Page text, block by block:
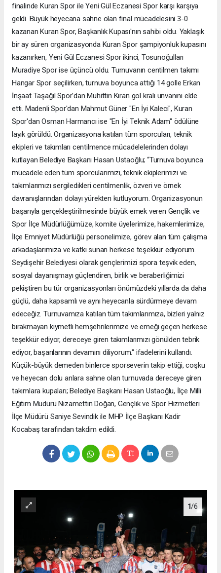
finalinde Kuran Spor ile Yeni Gül Eczanesi Spor karşı karşıya
geldi. Büyük heyecana sahne olan final mücadelesini 3-0
kazanan Kuran Spor, Başkanlık Kupası'nın sahibi oldu. Yaklaşık
bir ay süren organizasyonda Kuran Spor şampiyonluk kupasını
kazanırken, Yeni Gül Eczanesi Spor ikinci, Tosunoğulları
Muradiye Spor ise üçüncü oldu. Turnuvanın centilmen takımı
Hangar Spor seçilirken, turnuva boyunca attığı 14 golle Erkan
İnşaat Taşağıl Spor'dan Muhittin Kıran gol kralı unvanını elde
etti. Madenli Spor'dan Mahmut Güner "En İyi Kaleci", Kuran
Spor'dan Osman Harmancı ise "En İyi Teknik Adam" ödülüne
layık görüldü. Organizasyona katılan tüm sporcuları, teknik
ekipleri ve takımları centilmence mücadelelerinden dolayı
kutlayan Belediye Başkanı Hasan Ustaoğlu; “Turnuva boyunca
mücadele eden tüm sporcularımızı, teknik ekiplerimizi ve
takımlarımızı sergiledikleri centilmenlik, özveri ve örnek
davranışlarından dolayı yürekten kutluyorum. Organizasyonun
başarıyla gerçekleştirilmesinde büyük emek veren Gençlik ve
Spor İlçe Müdürlüğümüze, komite üyelerimize, hakemlerimize,
İlçe Emniyet Müdürlüğü personelimize, görev alan tüm çalışma
arkadaşlarımıza ve katkı sunan herkese teşekkür ediyorum.
Seydişehir Belediyesi olarak gençlerimizi spora teşvik eden,
sosyal dayanışmayı güçlendiren, birlik ve beraberliğimizi
pekiştiren bu tür organizasyonları önümüzdeki yıllarda da daha
güçlü, daha kapsamlı ve aynı heyecanla sürdürmeye devam
edeceğiz. Turnuvamıza katılan tüm takımlarımıza, bizleri yalnız
bırakmayan kıymetli hemşehrilerimize ve emeği geçen herkese
teşekkür ediyor, dereceye giren takımlarımızı gönülden tebrik
ediyor, başarılarının devamını diliyorum." ifadelerini kullandı.
Küçük-büyük demeden binlerce sporseverin takip ettiği, coşku
ve heyecan dolu anlara sahne olan turnuvada dereceye giren
takımlara kupaları; Belediye Başkanı Hasan Ustaoğlu, İlçe Milli
Eğitim Müdürü Nizamettin Doğan, Gençlik ve Spor Hizmetleri
İlçe Müdürü Saniye Sevindik ile MHP İlçe Başkanı Kadir
Kocabaş tarafından takdim edildi.
1/6